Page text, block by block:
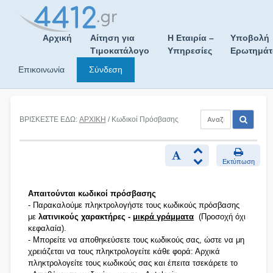
Αρχική
Αίτηση για
Τιμοκατάλογο
Η Εταιρία –
Υπηρεσίες
Υποβολή
Επικοινωνία
Σύνδεση
ΒΡΙΣΚΕΣΤΕ ΕΔΩ: ΑΡΧΙΚΗ / Κωδικοί Πρόσβασης
Εκτύπωση
Απαιτούνται κωδικοί πρόσβασης
- Παρακαλούμε πληκτρολογήστε τους κωδικούς πρόσβασης
με λατινικούς χαρακτήρες - μικρά γράμματα (Προσοχή όχι
κεφαλαία).
- Μπορείτε να αποθηκεύσετε τους κωδικούς σας, ώστε να μη
χρειάζεται να τους πληκτρολογείτε κάθε φορά: Αρχικά
πληκτρολογείτε τους κωδικούς σας και έπειτα τσεκάρετε το